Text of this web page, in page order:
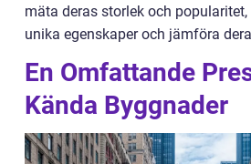
mäta deras storlek och
unika egenskaper och jämföra
En Omfattande
Kända Byggnader